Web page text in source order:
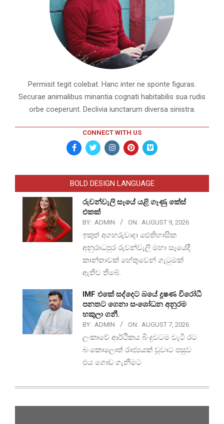
Permisit tegit colebat. Hanc inter ne sponte figuras.
Securae animalibus minantia cognati habitabilis sua rudis
orbe coeperunt. Declivia iunctarum diversa sinistra.
CONNECT WITH US
BOLD DESIGN LANGUAGE
රුවන්වැලි සෑයේ යළි ගෑණු කේස්
එකක්
BY: ADMIN ON: AUGUST 9, 2026
ඉකුත් අගහරුවාදා ඓතිහාසික
අනුරාධපුර රුවන්වැලි මහා සෑයේදී
කාන්තාවක් හේතුවෙන් ගැටුමක්
ඇතිව තිබේ.
IMF එකේ සද්දෙට බයේ දූෂණ විරෝධී
පනතට ගෙනා සංශෝධන අනුරම
හකුලා ගනී.
BY: ADMIN ON: AUGUST 7, 2026
ලංකාවේ ආර්ථිකය බිංදුවටම වැටී රට
බංකොලොත් රාජ්‍යයක් වූවාට පසුව
එය ගොඩ ගැනීමට